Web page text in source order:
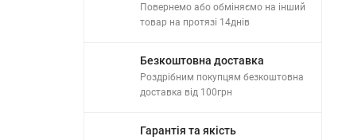
Повернемо або обміняємо на інший
товар на протязі 14днів
Безкоштовна доставка
Роздрібним покупцям безкоштовна
доставка від 100грн
Гарантія та якість